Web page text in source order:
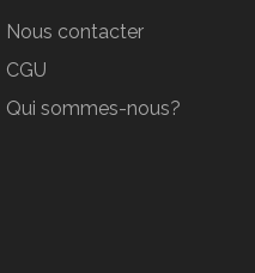
Nous contacter
CGU
Qui sommes-nous?